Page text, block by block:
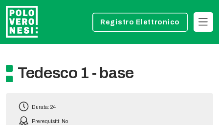
Registro Elettronico
Tedesco 1 - base
Durata: 24
Prerequisiti: No